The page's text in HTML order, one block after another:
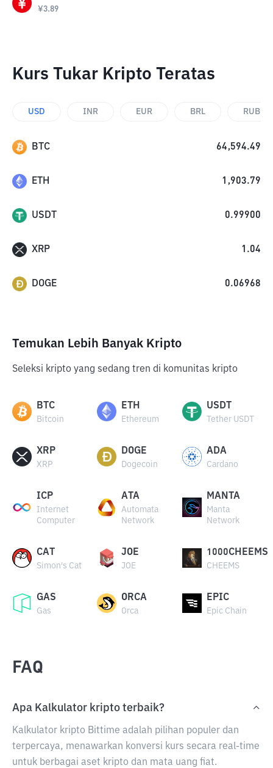
¥3.89
Kurs Tukar Kripto Teratas
USD INR EUR BRL RUB
BTC 64,594.49
ETH 1,903.79
USDT 0.99900
XRP 1.04
DOGE 0.06968
Temukan Lebih Banyak Kripto
Seleksi kripto yang sedang tren di komunitas kripto
BTC
Bitcoin
ETH
Ethereum
USDT
Tether USDT
XRP
XRP
DOGE
Dogecoin
ADA
Cardano
ICP
Internet
Computer
ATA
Automata
Network
MANTA
Manta
Network
CAT
Simon's Cat
JOE
JOE
1000CHEEMS
CHEEMS
GAS
Gas
ORCA
Orca
EPIC
Epic Chain
FAQ
Apa Kalkulator kripto terbaik?
Kalkulator kripto Bittime adalah pilihan populer dan
terpercaya, menawarkan konversi kurs secara real-time
untuk berbagai aset kripto dan mata uang fiat.